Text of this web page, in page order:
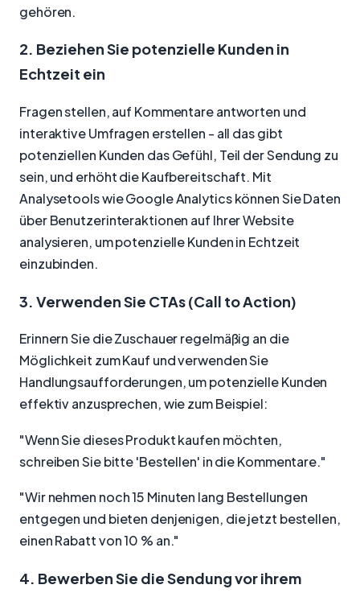
gehören.
2. Beziehen Sie potenzielle Kunden in
Echtzeit ein
Fragen stellen, auf Kommentare antworten und
interaktive Umfragen erstellen - all das gibt
potenziellen Kunden das Gefühl, Teil der Sendung zu
sein, und erhöht die Kaufbereitschaft. Mit
Analysetools wie Google Analytics können Sie Daten
über Benutzerinteraktionen auf Ihrer Website
analysieren, um potenzielle Kunden in Echtzeit
einzubinden.
3. Verwenden Sie CTAs (Call to Action)
Erinnern Sie die Zuschauer regelmäßig an die
Möglichkeit zum Kauf und verwenden Sie
Handlungsaufforderungen, um potenzielle Kunden
effektiv anzusprechen, wie zum Beispiel:
"Wenn Sie dieses Produkt kaufen möchten,
schreiben Sie bitte 'Bestellen' in die Kommentare."
"Wir nehmen noch 15 Minuten lang Bestellungen
entgegen und bieten denjenigen, die jetzt bestellen,
einen Rabatt von 10 % an."
4. Bewerben Sie die Sendung vor ihrem